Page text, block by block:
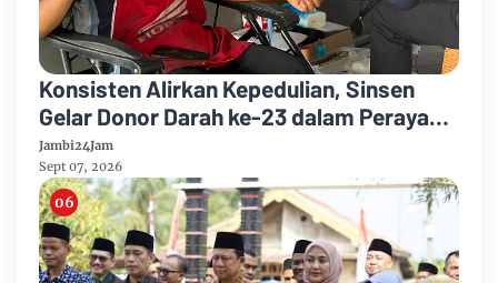
Konsisten Alirkan Kepedulian, Sinsen
Gelar Donor Darah ke-23 dalam Perayaan
Anniversary Sinsen
Jambi24Jam
Sept 07, 2026